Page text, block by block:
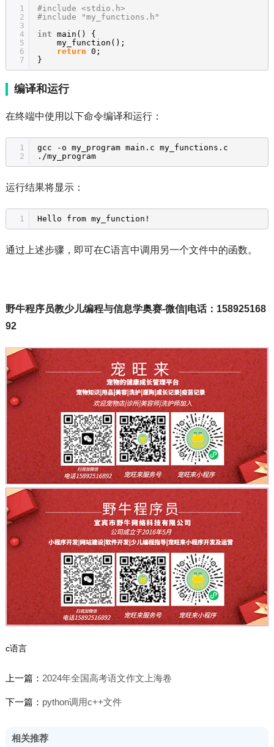
1
2
3
4
5
6
7
#include <stdio.h>
#include "my_functions.h"
int main() {
my_function();
return 0;
}
编译和运行
在终端中使用以下命令编译和运行：
1
2
gcc -o my_program main.c my_functions.c
./my_program
运行结果将显示：
1 Hello from my_function!
通过上述步骤，即可在C语言中调用另一个文件中的函数。
野牛程序员教少儿编程与信息学奥赛-微信|电话：158925168
92
c语言
上一篇： 2024年全国高考语文作文上海卷
下一篇： python调用c++文件
相关推荐